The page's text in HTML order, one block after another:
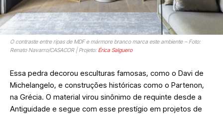
O contraste entre ripas de MDF e mármore branco marca este ambiente – Foto:
Renato Navarro/CASACOR | Projeto: Érica Salguero
Essa pedra decorou esculturas famosas, como o Davi de
Michelangelo, e construções históricas como o Partenon,
na Grécia. O material virou sinônimo de requinte desde a
Antiguidade e segue com esse prestígio em projetos de